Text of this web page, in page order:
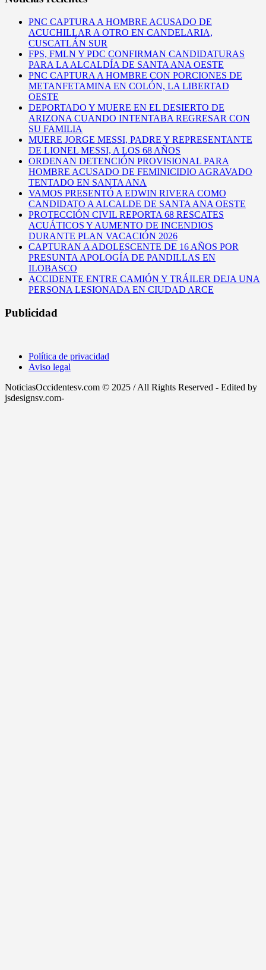
PNC CAPTURA A HOMBRE ACUSADO DE
ACUCHILLAR A OTRO EN CANDELARIA,
CUSCATLÁN SUR
FPS, FMLN Y PDC CONFIRMAN CANDIDATURAS
PARA LA ALCALDÍA DE SANTA ANA OESTE
PNC CAPTURA A HOMBRE CON PORCIONES DE
METANFETAMINA EN COLÓN, LA LIBERTAD
OESTE
DEPORTADO Y MUERE EN EL DESIERTO DE
ARIZONA CUANDO INTENTABA REGRESAR CON
SU FAMILIA
MUERE JORGE MESSI, PADRE Y REPRESENTANTE
DE LIONEL MESSI, A LOS 68 AÑOS
ORDENAN DETENCIÓN PROVISIONAL PARA
HOMBRE ACUSADO DE FEMINICIDIO AGRAVADO
TENTADO EN SANTA ANA
VAMOS PRESENTÓ A EDWIN RIVERA COMO
CANDIDATO A ALCALDE DE SANTA ANA OESTE
PROTECCIÓN CIVIL REPORTA 68 RESCATES
ACUÁTICOS Y AUMENTO DE INCENDIOS
DURANTE PLAN VACACIÓN 2026
CAPTURAN A ADOLESCENTE DE 16 AÑOS POR
PRESUNTA APOLOGÍA DE PANDILLAS EN
ILOBASCO
ACCIDENTE ENTRE CAMIÓN Y TRÁILER DEJA UNA
PERSONA LESIONADA EN CIUDAD ARCE
Publicidad
Política de privacidad
Aviso legal
NoticiasOccidentesv.com © 2025 / All Rights Reserved - Edited by
jsdesignsv.com-